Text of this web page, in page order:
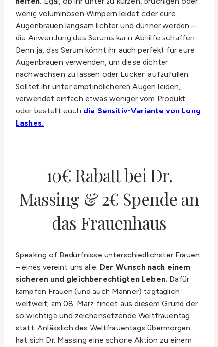
wenig voluminösen Wimpern leidet oder eure
Augenbrauen langsam lichter und dünner werden –
die Anwendung des Serums kann Abhilfe schaffen.
Denn ja, das Serum könnt ihr auch perfekt für eure
Augenbrauen verwenden, um diese dichter
nachwachsen zu lassen oder Lücken aufzufüllen.
Solltet ihr unter empfindlicheren Augen leiden,
verwendet einfach etwas weniger vom Produkt
oder bestellt euch die Sensitiv-Variante von Long
Lashes.
10€ Rabatt bei Dr.
Massing & 2€ Spende an
das Frauenhaus
Speaking of Bedürfnisse unterschiedlichster Frauen
– eines vereint uns alle: Der Wunsch nach einem
sicheren und gleichberechtigten Leben. Dafür
kämpfen Frauen (und auch Männer) tagtäglich
weltweit; am 08. März findet aus diesem Grund der
so wichtige und zeichensetzende Weltfrauentag
statt. Anlässlich des Weltfrauentags übermorgen
hat sich Dr. Massing eine schöne Aktion zu einem